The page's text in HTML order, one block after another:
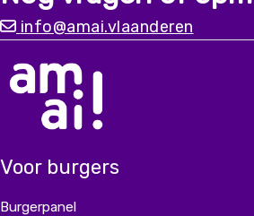
info@amai.vlaanderen
Voor burgers
Burgerpanel